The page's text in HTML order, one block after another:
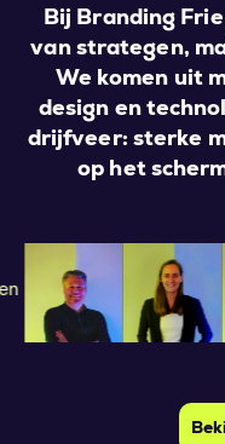
Bij Branding
van strategen,
We komen uit
design en
drijfveer: sterke
op het